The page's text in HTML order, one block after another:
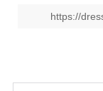
https://